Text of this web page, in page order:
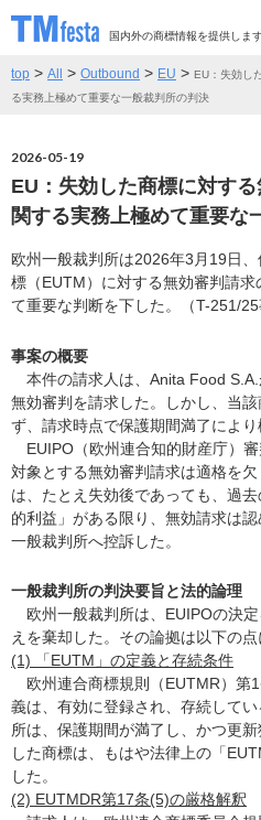
国内外の商標情報を提供しま
SEMINAR/EVENT
CONTRIBUTORS 情報提供者
CONTACT お問い合わせ
top > All > Outbound > EU > EU：失効し
る実務上極めて重要な一般裁判所の判決
2026-05-19
EU：失効した商標に対す
関する実務上極めて重要な
欧州一般裁判所は2026年3月19日
標（EUTM）に対する無効審判請
て重要な判断を下した。（T-251/25
事案の概要
本件の請求人は、Anita Food
無効審判を請求した。しかし、当
ず、請求時点で保護期間満了により
EUIPO（欧州連合知的財産庁）
対象とする無効審判請求は適格を
は、たとえ失効後であっても、過
的利益」がある限り、無効請求は
一般裁判所へ控訴した。
一般裁判所の判決要旨と法的論理
欧州一般裁判所は、EUIPOの決
えを棄却した。その論拠は以下の点
(1) 「EUTM」の定義と存続条件
欧州連合商標規則（EUTMR）第
義は、有効に登録され、存続して
所は、保護期間が満了し、かつ更
した商標は、もはや法律上の「
した。
(2) EUTMDR第17条(5)の厳格解釈